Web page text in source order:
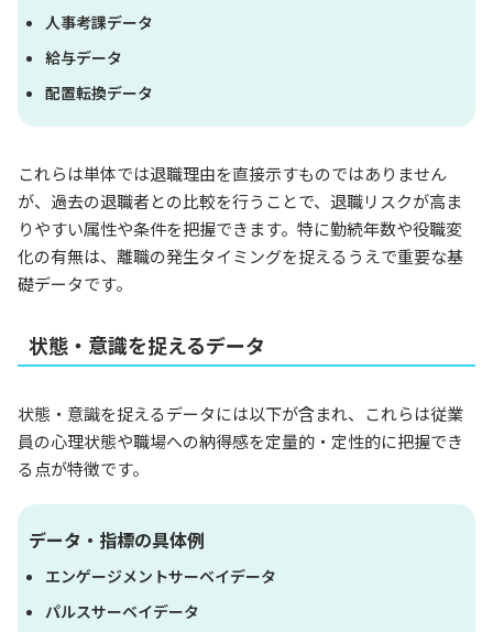
人事考課データ
給与データ
配置転換データ
これらは単体では退職理由を直接示すものではありません
が、過去の退職者との比較を行うことで、退職リスクが高ま
りやすい属性や条件を把握できます。特に勤続年数や役職変
化の有無は、離職の発生タイミングを捉えるうえで重要な基
礎データです。
状態・意識を捉えるデータ
状態・意識を捉えるデータには以下が含まれ、これらは従業
員の心理状態や職場への納得感を定量的・定性的に把握でき
る点が特徴です。
データ・指標の具体例
エンゲージメントサーベイデータ
パルスサーベイデータ